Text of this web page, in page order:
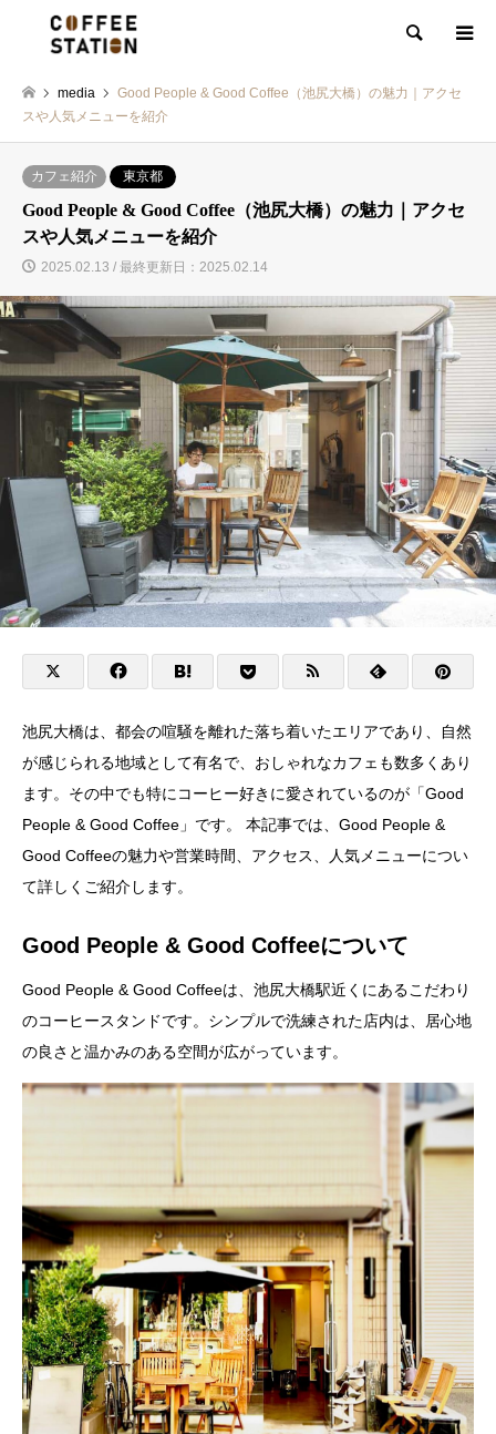
検索
media
Good People & Good Coffee（池尻大橋）の魅力｜アクセ
スや人気メニューを紹介
カフェ紹介 東京都
Good People & Good Coffee（池尻大橋）の魅力｜アクセ
スや人気メニューを紹介
2025.02.13 / 最終更新日：2025.02.14
池尻大橋は、都会の喧騒を離れた落ち着いたエリアであり、自然
が感じられる地域として有名で、おしゃれなカフェも数多くあり
ます。その中でも特にコーヒー好きに愛されているのが「Good
People & Good Coffee」です。 本記事では、Good People &
Good Coffeeの魅力や営業時間、アクセス、人気メニューについ
て詳しくご紹介します。
Good People & Good Coffeeについて
Good People & Good Coffeeは、池尻大橋駅近くにあるこだわり
のコーヒースタンドです。シンプルで洗練された店内は、居心地
の良さと温かみのある空間が広がっています。